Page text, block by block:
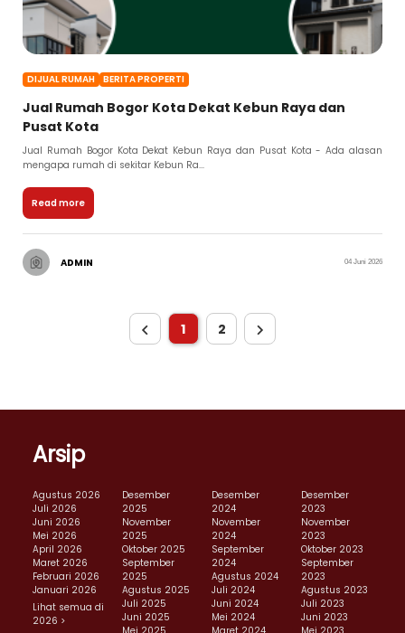
DIJUAL RUMAH BERITA PROPERTI
Jual Rumah Bogor Kota Dekat Kebun Raya dan
Pusat Kota
Jual Rumah Bogor Kota Dekat Kebun Raya dan Pusat Kota - Ada alasan
mengapa rumah di sekitar Kebun Ra...
Read more
ADMIN 04 Juni 2026
1 2
Arsip
Agustus 2026
Juli 2026
Juni 2026
Mei 2026
April 2026
Maret 2026
Februari 2026
Januari 2026
Lihat semua di
2026 >
Desember
2025
November
2025
Oktober 2025
September
2025
Agustus 2025
Juli 2025
Juni 2025
Desember
2024
November
2024
September
2024
Agustus 2024
Juli 2024
Juni 2024
Mei 2024
Desember
2023
November
2023
Oktober 2023
September
2023
Agustus 2023
Juli 2023
Juni 2023